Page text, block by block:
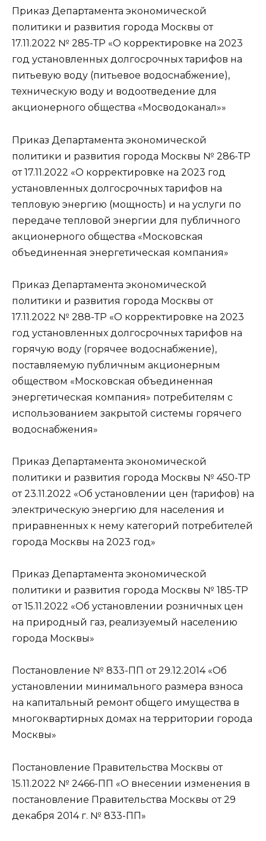
Приказ Департамента экономической
политики и развития города Москвы от
17.11.2022 № 285-ТР «О корректировке на 2023
год установленных долгосрочных тарифов на
питьевую воду (питьевое водоснабжение),
техническую воду и водоотведение для
акционерного общества «Мосводоканал»»
Приказ Департамента экономической
политики и развития города Москвы № 286-ТР
от 17.11.2022 «О корректировке на 2023 год
установленных долгосрочных тарифов на
тепловую энергию (мощность) и на услуги по
передаче тепловой энергии для публичного
акционерного общества «Московская
объединенная энергетическая компания»
Приказ Департамента экономической
политики и развития города Москвы от
17.11.2022 № 288-ТР «О корректировке на 2023
год установленных долгосрочных тарифов на
горячую воду (горячее водоснабжение),
поставляемую публичным акционерным
обществом «Московская объединенная
энергетическая компания» потребителям с
использованием закрытой системы горячего
водоснабжения»
Приказ Департамента экономической
политики и развития города Москвы № 450-ТР
от 23.11.2022 «Об установлении цен (тарифов) на
электрическую энергию для населения и
приравненных к нему категорий потребителей
города Москвы на 2023 год»
Приказ Департамента экономической
политики и развития города Москвы № 185-ТР
от 15.11.2022 «Об установлении розничных цен
на природный газ, реализуемый населению
города Москвы»
Постановление № 833-ПП от 29.12.2014 «Об
установлении минимального размера взноса
на капитальный ремонт общего имущества в
многоквартирных домах на территории города
Москвы»
Постановление Правительства Москвы от
15.11.2022 № 2466-ПП «О внесении изменения в
постановление Правительства Москвы от 29
декабря 2014 г. № 833-ПП»